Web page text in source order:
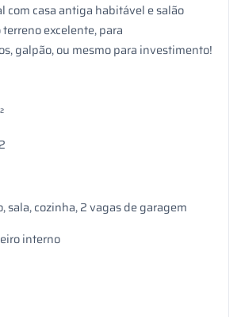
com casa antiga habitável e salão
excelente, para
galpão, ou mesmo para investimento!
sala, cozinha, 2 vagas de garagem
interno